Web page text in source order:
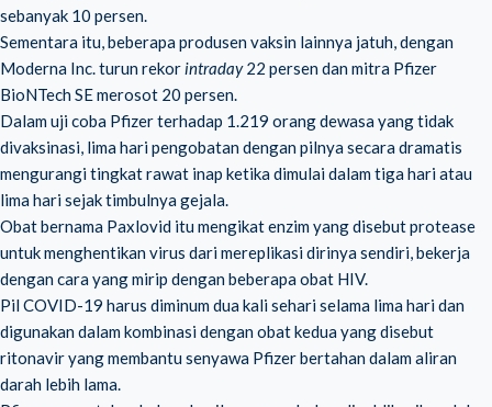
sebanyak 10 persen.
Sementara itu, beberapa produsen vaksin lainnya jatuh, dengan
Moderna Inc. turun rekorintraday22 persen dan mitra Pfizer
BioNTech SE merosot 20 persen.
Dalam uji coba Pfizer terhadap 1.219 orang dewasa yang tidak
divaksinasi, lima hari pengobatan dengan pilnya secara dramatis
mengurangi tingkat rawat inap ketika dimulai dalam tiga hari atau
lima hari sejak timbulnya gejala.
Obat bernama Paxlovid itu mengikat enzim yang disebut protease
untuk menghentikan virus dari mereplikasi dirinya sendiri, bekerja
dengan cara yang mirip dengan beberapa obat HIV.
Pil COVID-19 harus diminum dua kali sehari selama lima hari dan
digunakan dalam kombinasi dengan obat kedua yang disebut
ritonavir yang membantu senyawa Pfizer bertahan dalam aliran
darah lebih lama.